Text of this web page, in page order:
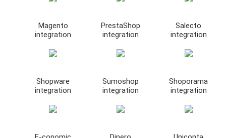
Magento
integration
PrestaShop
integration
Salecto
integration
Shopware
integration
Sumoshop
integration
Shoporama
integration